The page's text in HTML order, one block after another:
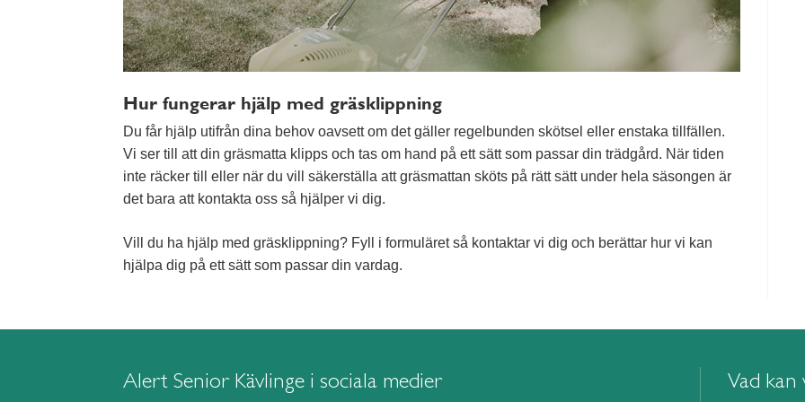
Hur fungerar hjälp med gräsklippning
Du får hjälp utifrån dina behov oavsett om det gäller regelbunden skötsel eller enstaka tillfällen.
Vi ser till att din gräsmatta klipps och tas om hand på ett sätt som passar din trädgård. När tiden
inte räcker till eller när du vill säkerställa att gräsmattan sköts på rätt sätt under hela säsongen är
det bara att kontakta oss så hjälper vi dig.
Vill du ha hjälp med gräsklippning? Fyll i formuläret så kontaktar vi dig och berättar hur vi kan
hjälpa dig på ett sätt som passar din vardag.
Alert Senior Kävlinge i sociala medier Vad kan